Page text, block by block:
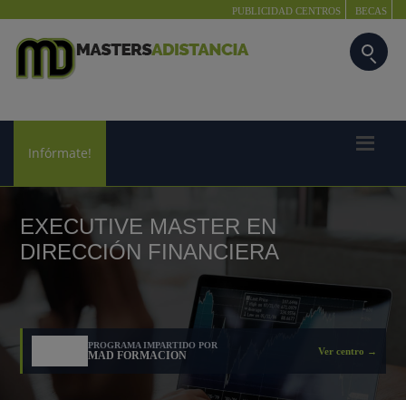
PUBLICIDAD CENTROS BECAS
Infórmate!
EXECUTIVE MASTER EN
DIRECCIÓN FINANCIERA
PROGRAMA IMPARTIDO POR
MAD FORMACION Ver centro →